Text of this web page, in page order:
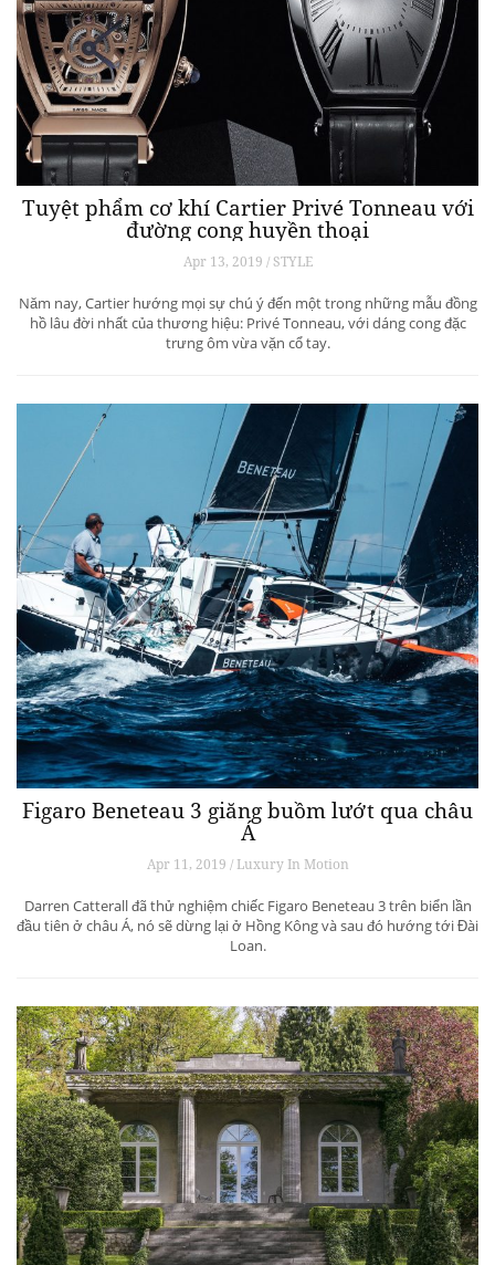
Tuyệt phẩm cơ khí Cartier Privé Tonneau với
đường cong huyền thoại
Apr 13, 2019 / STYLE
Năm nay, Cartier hướng mọi sự chú ý đến một trong những mẫu đồng
hồ lâu đời nhất của thương hiệu: Privé Tonneau, với dáng cong đặc
trưng ôm vừa vặn cổ tay.
Figaro Beneteau 3 giăng buồm lướt qua châu
Á
Apr 11, 2019 / Luxury In Motion
Darren Catterall đã thử nghiệm chiếc Figaro Beneteau 3 trên biển lần
đầu tiên ở châu Á, nó sẽ dừng lại ở Hồng Kông và sau đó hướng tới Đài
Loan.